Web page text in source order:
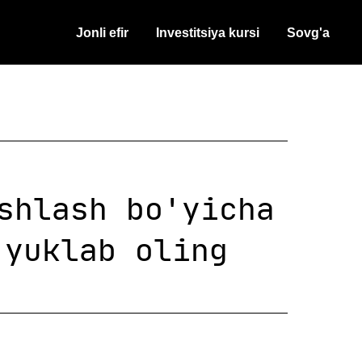
Jonli efir Investitsiya kursi Sovg'a
bo'yicha
oling